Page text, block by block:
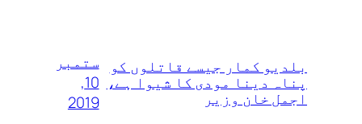
بلدیو کمار جیسے قاتلوں‌ کو
پناہ دینا مودی کا شیوا ہے،
اجمل خان وزیر
ستمبر
10,
2019